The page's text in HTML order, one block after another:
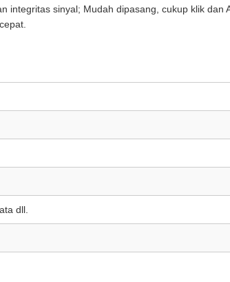
integritas sinyal; Mudah dipasang, cukup klik dan
dll.